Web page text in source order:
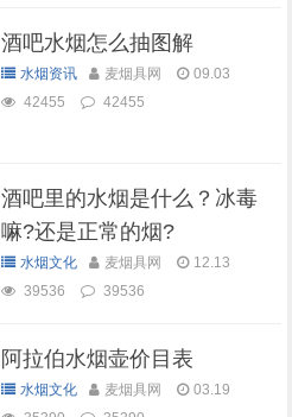
酒吧水烟怎么抽图解
水烟资讯 麦烟具网
09.03
42455
42455
酒吧里的水烟是什么？冰毒
嘛?还是正常的烟?
水烟文化 麦烟具网
12.13
39536
39536
阿拉伯水烟壶价目表
水烟文化 麦烟具网
03.19